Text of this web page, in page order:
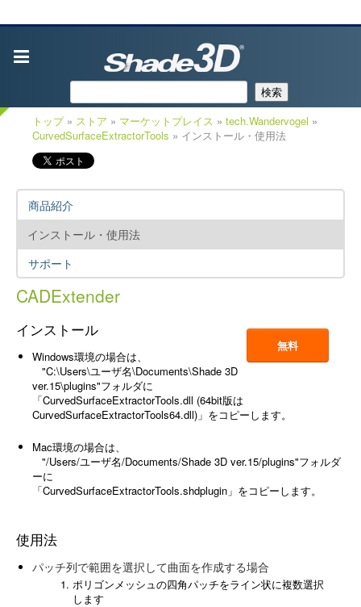
検索
トップ» ストア » マーケットプレイス » tech.Wandervogel »
CurvedSurfaceExtractorTools » インストール・使用法
商品紹介
インストール・使用法
サポート
CADExtender
無料
インストール
Windows環境の場合は、
"C:\Users\ユーザ名\Documents\Shade 3D
ver.15\plugins"フォルダに
「CurvedSurfaceExtractorTools.dll (64bit版は
CurvedSurfaceExtractorTools64.dll)」をコピーします。
Mac環境の場合は、
"/Users/ユーザ名/Documents/Shade 3D ver.15/plugins"フォルダ
ーに
「CurvedSurfaceExtractorTools.shdplugin」をコピーします。
使用法
パッチ列で範囲を選択して曲面を作成する場合
ポリゴンメッシュの四角パッチをライン状に複数選択
します